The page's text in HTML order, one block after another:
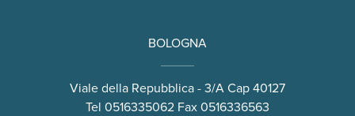
BOLOGNA
Viale della Repubblica - 3/A Cap 40127
Tel 0516335062 Fax 0516336563